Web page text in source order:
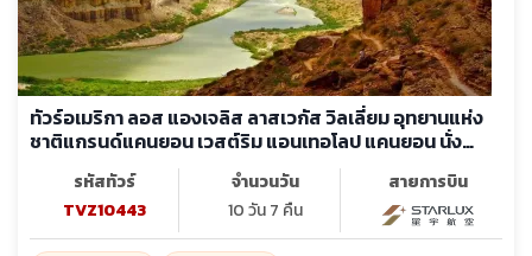
ทัวร์อเมริกา ลอส แองเจลิส ลาสเวกัส วิลเลี่ยม อุทยานแห่ง
ชาติแกรนด์แคนยอน เวสต์ริม แอนเทอโลป แคนยอน นั่ง
กระเช้าหมุนเขาซาน ฮาซินโต
รหัสทัวร์
TVZ10443
จำนวนวัน
10 วัน 7 คืน
สายการบิน